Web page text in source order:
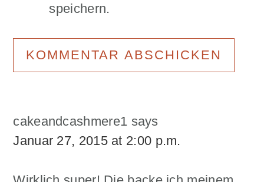
speichern.
cakeandcashmere1 says
Januar 27, 2015 at 2:00 p.m.